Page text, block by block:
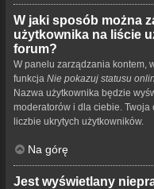
W jaki sposób można
użytkownika na liście
forum?
W panelu zarządzania kontem,
funkcja Nie pokazuj statusu
Nazwa użytkownika będzie
moderatorów i dla ciebie.
liczbie ukrytych użytkowników.
Na górę
Jest wyświetlany